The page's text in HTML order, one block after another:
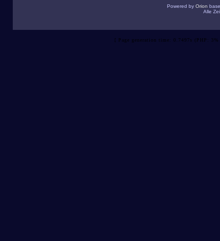
Powered by Orion
Alle
[ Page generation time: 0.7497s (PHP: